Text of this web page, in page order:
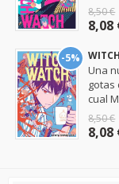
8,50 €
8,08
-5%
Una
gotas
cual
8,50 €
8,08